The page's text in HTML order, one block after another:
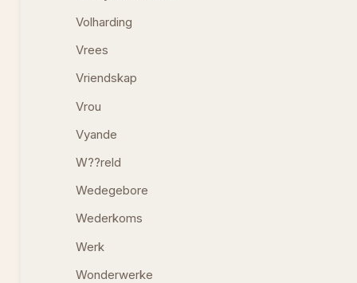
Volharding
Vrees
Vriendskap
Vrou
Vyande
W??reld
Wedegebore
Wederkoms
Werk
Wonderwerke